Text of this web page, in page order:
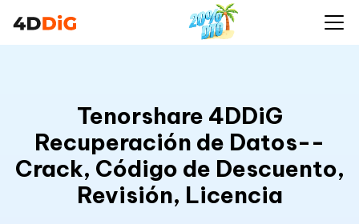
Tenorshare 4DDiG
Recuperación de Datos--
Crack, Código de Descuento,
Revisión, Licencia